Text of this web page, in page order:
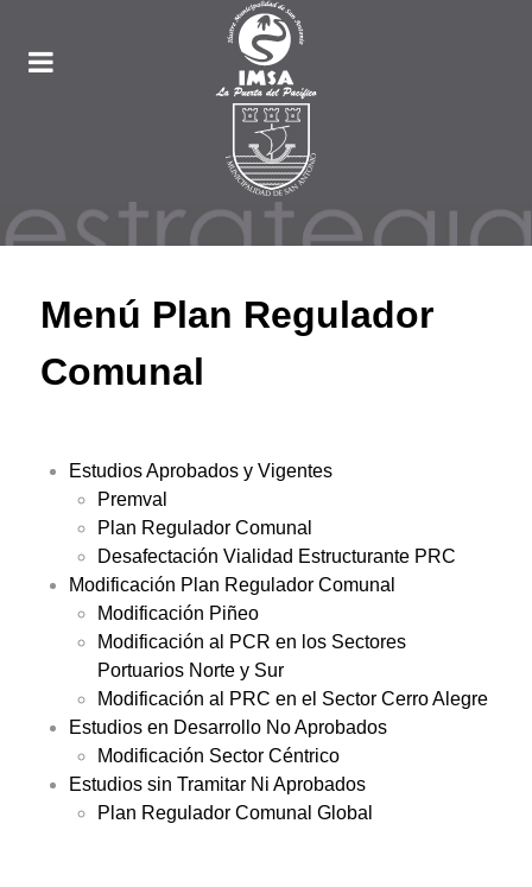
Menú Plan Regulador
Comunal
Estudios Aprobados y Vigentes
Premval
Plan Regulador Comunal
Desafectación Vialidad Estructurante PRC
Modificación Plan Regulador Comunal
Modificación Piñeo
Modificación al PCR en los Sectores
Portuarios Norte y Sur
Modificación al PRC en el Sector Cerro Alegre
Estudios en Desarrollo No Aprobados
Modificación Sector Céntrico
Estudios sin Tramitar Ni Aprobados
Plan Regulador Comunal Global